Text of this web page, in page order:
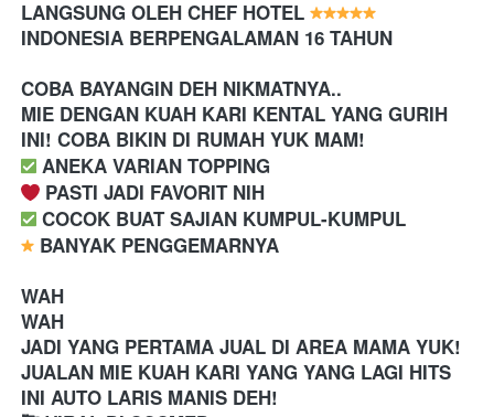
LANGSUNG OLEH CHEF HOTEL
INDONESIA BERPENGALAMAN 16 TAHUN
COBA BAYANGIN DEH NIKMATNYA..
MIE DENGAN KUAH KARI KENTAL YANG GURIH
INI! COBA BIKIN DI RUMAH YUK MAM!
️ ANEKA VARIAN TOPPING
PASTI JADI FAVORIT NIH
️ COCOK BUAT SAJIAN KUMPUL-KUMPUL
BANYAK PENGGEMARNYA
WAH
WAH
JADI YANG PERTAMA JUAL DI AREA MAMA YUK!
JUALAN MIE KUAH KARI YANG YANG LAGI HITS
INI AUTO LARIS MANIS DEH!